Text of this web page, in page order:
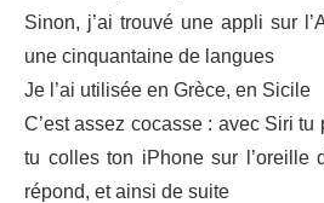
Sinon, j’ai trouvé une appli sur
une cinquantaine de langues
Je l’ai utilisée en Grèce, en Sicile
C’est assez cocasse : avec Siri
tu colles ton iPhone sur l’oreille
répond, et ainsi de suite